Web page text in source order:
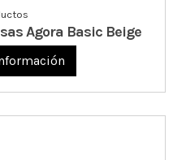
Agora Basic Beige